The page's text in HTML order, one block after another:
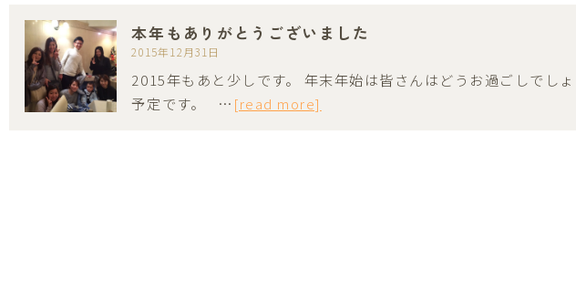
本年もありがとうございました
2015年12月31日
2015年もあと少しです。 年末年始は皆さんはどうお過ごしでし
予定です。 … [read more]